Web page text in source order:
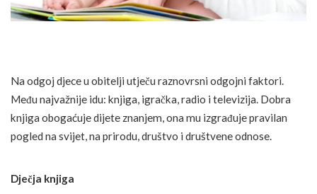
Na odgoj djece u obitelji utječu raznovrsni odgojni faktori.
Među najvažnije idu: knjiga, igračka, radio i televizija. Dobra
knjiga obogaćuje dijete znanjem, ona mu izgrađuje pravilan
pogled na svijet, na prirodu, društvo i društvene odnose.
Dječja knjiga